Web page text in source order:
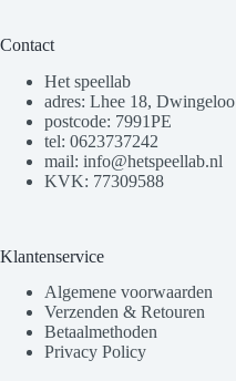
Contact
Het speellab
adres: Lhee 18, Dwingeloo
postcode: 7991PE
tel: 0623737242
mail: info@hetspeellab.nl
KVK: 77309588
Klantenservice
Algemene voorwaarden
Verzenden & Retouren
Betaalmethoden
Privacy Policy